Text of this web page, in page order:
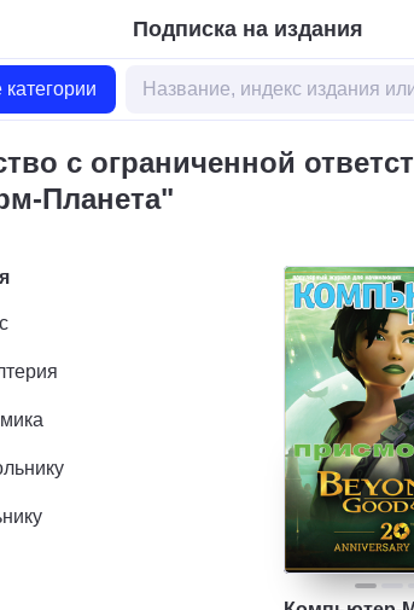
Подписка на издания
категории
с ограниченной
Планета"